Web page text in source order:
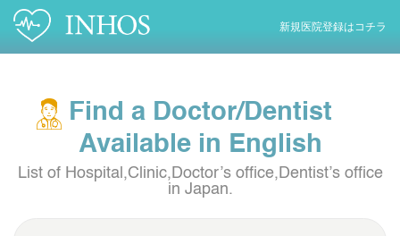
新規医院登録はコチラ
Find a Doctor/Dentist
Available in English
List of Hospital,Clinic,Doctor’s office,Dentist’s office
in Japan.